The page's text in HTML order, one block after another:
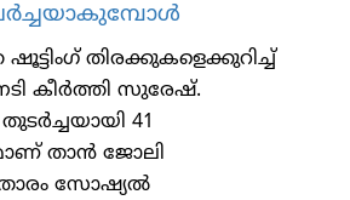
ഷൂട്ടിംഗ് തിരക്കുകളെക്കുറിച്ച്
കീര്‍ത്തി സുരേഷ്.
41
താന്‍ ജോലി
സോഷ്യല്‍